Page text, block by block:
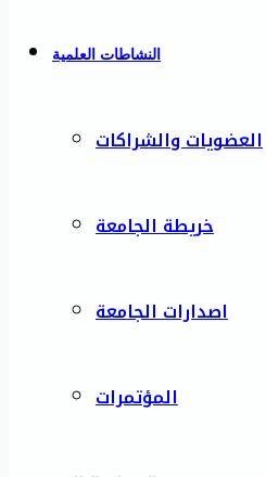
النشاطات العلمية
العضويات والشراكات
خريطة الجامعة
اصدارات الجامعة
المؤتمرات